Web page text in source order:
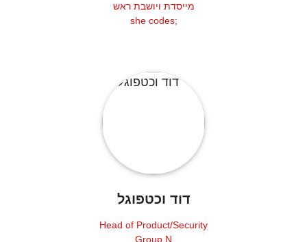
מייסדת ויושבת ראש
;she codes
דוד וכטפוגל
Head of Product/Security
Group N